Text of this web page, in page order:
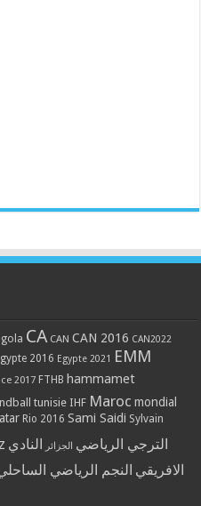
CA CAN CAN 2016 CAN2022
2016 Egypte 2021 EMM
2017 FTHB hammamet
tunisie IHF Maroc mondial
Rio 2016 Sami Saidi Sylvain
الترجي الرياضي الجزائر النادي
الافريقي النجم الرياضي